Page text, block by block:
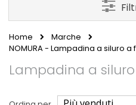
Home
Marche
NOMURA - Lampadina a siluro a
Lampadina a